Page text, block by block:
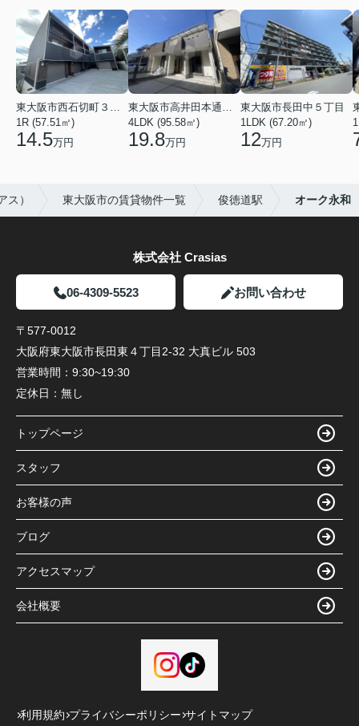
東大阪市西石切町３丁目
1R (57.51㎡)
14.5万円
東大阪市高井田本通２丁目
4LDK (95.58㎡)
19.8万円
東大阪市長田中５丁目
1LDK (67.20㎡)
12万円
） 東大阪市の賃貸物件一覧 俊徳道駅 オーク永和
株式会社 Crasias
06-4309-5523 お問い合わせ
〒577-0012
大阪府東大阪市長田東４丁目2-32 大真ビル 503
営業時間： 9:30~19:30
定休日： 無し
トップページ
スタッフ
お客様の声
ブログ
アクセスマップ
会社概要
利用規約 プライバシーポリシー サイトマップ